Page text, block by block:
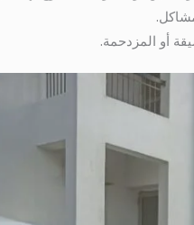
أو المزدحمة.